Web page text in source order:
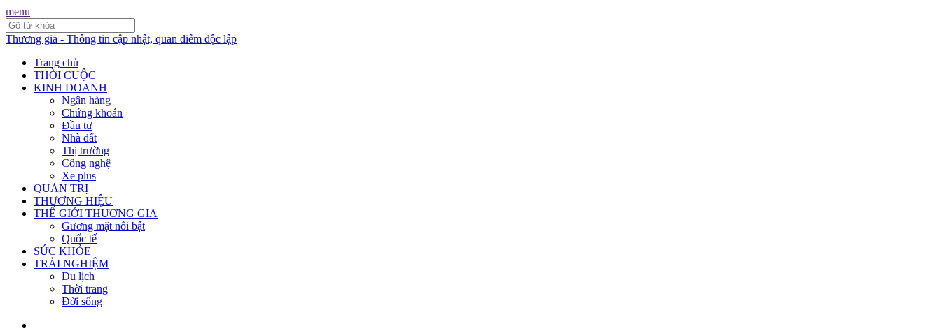
menu
Thương gia - Thông tin cập nhật, quan điểm độc lập
Trang chủ
THỜI CUỘC
KINH DOANH
Ngân hàng
Chứng khoán
Đầu tư
Nhà đất
Thị trường
Công nghệ
Xe plus
QUẢN TRỊ
THƯƠNG HIỆU
THẾ GIỚI THƯƠNG GIA
Gương mặt nổi bật
Quốc tế
SỨC KHỎE
TRẢI NGHIỆM
Du lịch
Thời trang
Đời sống